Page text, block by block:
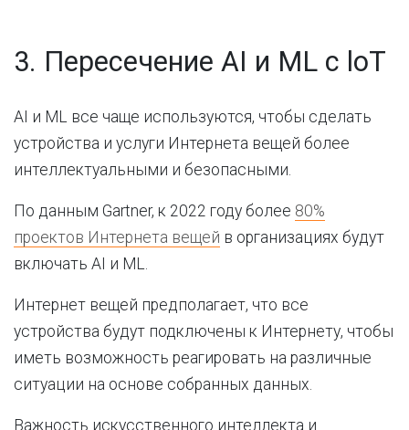
3. Пересечение AI и ML с loT
AI и ML все чаще используются, чтобы сделать
устройства и услуги Интернета вещей более
интеллектуальными и безопасными.
По данным Gartner, к 2022 году более 80%
проектов Интернета вещей в организациях будут
включать AI и ML.
Интернет вещей предполагает, что все
устройства будут подключены к Интернету, чтобы
иметь возможность реагировать на различные
ситуации на основе собранных данных.
Важность искусственного интеллекта и